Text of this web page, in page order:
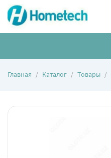
Главная Каталог Товары